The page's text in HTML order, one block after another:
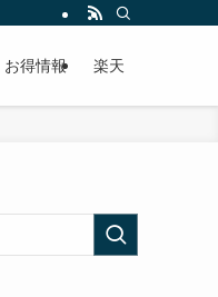
お得情報 楽天